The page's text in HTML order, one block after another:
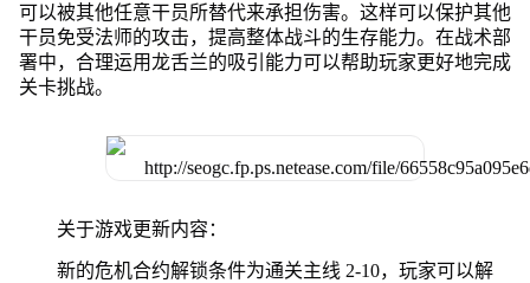
可以被其他任意干员所替代来承担伤害。这样可以保护其他
干员免受法师的攻击，提高整体战斗的生存能力。在战术部
署中，合理运用龙舌兰的吸引能力可以帮助玩家更好地完成
关卡挑战。
关于游戏更新内容：
新的危机合约解锁条件为通关主线 2-10，玩家可以解